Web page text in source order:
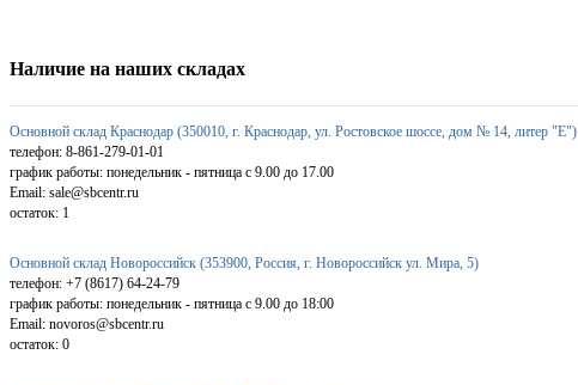
Наличие на наших складах
Основной склад Краснодар (350010, г. Краснодар, ул. Ростовское шоссе, дом № 14, литер "Е")
телефон: 8-861-279-01-01
график работы: понедельник - пятница с 9.00 до 17.00
Email: sale@sbcentr.ru
остаток: 1
Основной склад Новороссийск (353900, Россия, г. Новороссийск ул. Мира, 5)
телефон: +7 (8617) 64-24-79
график работы: понедельник - пятница с 9.00 до 18:00
Email: novoros@sbcentr.ru
остаток: 0